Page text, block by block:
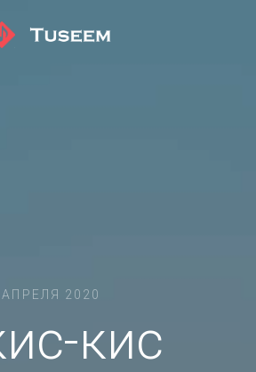
АПРЕЛЯ 2020
кис